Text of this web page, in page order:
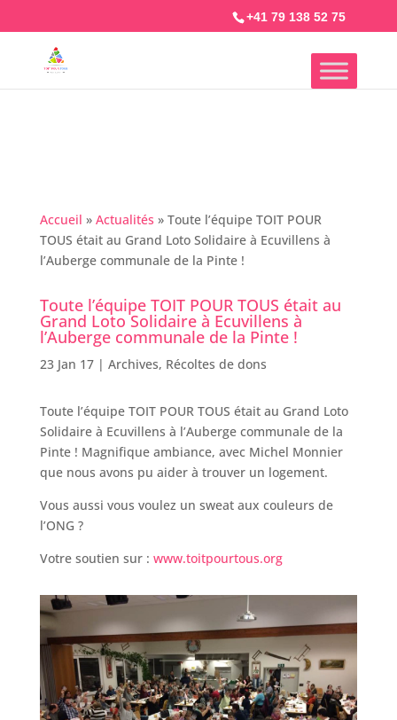
+41 79 138 52 75
Accueil » Actualités » Toute l’équipe TOIT POUR
TOUS était au Grand Loto Solidaire à Ecuvillens à
l’Auberge communale de la Pinte !
Toute l’équipe TOIT POUR TOUS était au
Grand Loto Solidaire à Ecuvillens à
l’Auberge communale de la Pinte !
23 Jan 17| Archives, Récoltes de dons
Toute l’équipe TOIT POUR TOUS était au Grand Loto
Solidaire à Ecuvillens à l’Auberge communale de la
Pinte ! Magnifique ambiance, avec Michel Monnier
que nous avons pu aider à trouver un logement.
Vous aussi vous voulez un sweat aux couleurs de
l’ONG ?
Votre soutien sur : www.toitpourtous.org